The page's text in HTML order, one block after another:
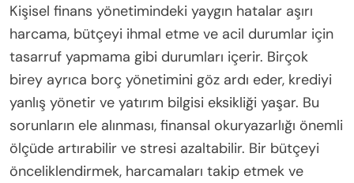
Kişisel finans yönetimindeki yaygın hatalar aşırı
harcama, bütçeyi ihmal etme ve acil durumlar için
tasarruf yapmama gibi durumları içerir. Birçok
birey ayrıca borç yönetimini göz ardı eder, krediyi
yanlış yönetir ve yatırım bilgisi eksikliği yaşar. Bu
sorunların ele alınması, finansal okuryazarlığı önemli
ölçüde artırabilir ve stresi azaltabilir. Bir bütçeyi
önceliklendirmek, harcamaları takip etmek ve